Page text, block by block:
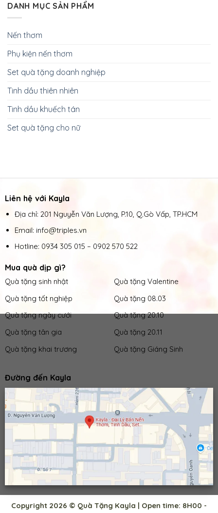
DANH MỤC SẢN PHẨM
Nến thơm
Phụ kiện nến thơm
Set quà tặng doanh nghiệp
Tinh dầu thiên nhiên
Tinh dầu khuếch tán
Set quà tặng cho nữ
Liên hệ với Kayla
Địa chỉ: 201 Nguyễn Văn Lượng, P.10, Q.Gò Vấp, TP.HCM
Email: info@triples.vn
Hotline: 0934 305 015 – 0902 570 522
Mua quà dịp gì?
Quà tặng sinh nhật
Quà tặng tốt nghiệp
Quà tặng ngày cưới
Quà tặng tân gia
Quà tặng khai trương
Quà tặng Valentine
Quà tặng 08.03
Quà tặng 20.10
Quà tặng 20.11
Quà tặng Giáng Sinh
Đường đến Kayla
Copyright 2026 © Quà Tặng Kayla | Open time: 8H00 -